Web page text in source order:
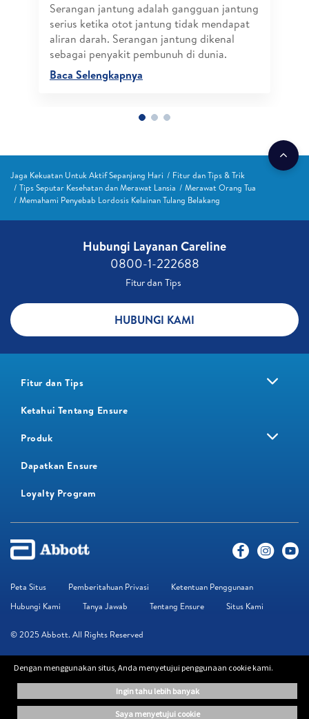
Serangan jantung adalah gangguan jantung
serius ketika otot jantung tidak mendapat
aliran darah. Serangan jantung dikenal
sebagai penyakit pembunuh di dunia.
Baca Selengkapnya
Jaga Kekuatan Untuk Aktif Sepanjang Hari
Fitur dan Tips & Trik
Tips Seputar Kesehatan dan Merawat Lansia
Merawat Orang Tua
Memahami Penyebab Lordosis Kelainan Tulang Belakang
Hubungi Layanan Careline​
0800-1-222688​
Fitur dan Tips ​
HUBUNGI KAMI
Fitur dan Tips
Ketahui Tentang Ensure
Produk
Dapatkan Ensure
Loyalty Program​
Peta Situs Pemberitahuan Privasi
Ketentuan Penggunaan
Hubungi Kami
Tanya Jawab Tentang Ensure Situs Kami
© 2025 Abbott. All Rights Reserved
edukasi. Informasi yang diberikan bukan pengganti saran dari profesional.
Disarankan untuk selalu konsultasikan dengan tenaga kesehatan Anda untuk
mendapatkan saran lebih lanjut.
Dengan menggunakan situs, Anda menyetujui penggunaan cookie kami.
ingin tahu lebih banyak
saya menyetujui cookie